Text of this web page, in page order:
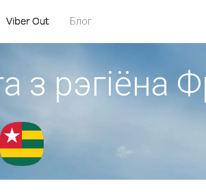
Viber Out Блог
з рэгіёна